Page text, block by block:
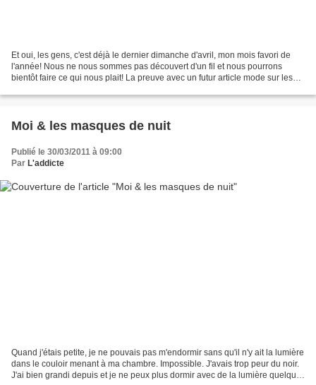
Et oui, les gens, c'est déjà le dernier dimanche d'avril, mon mois favori de
l'année! Nous ne nous sommes pas découvert d'un fil et nous pourrons
bientôt faire ce qui nous plait! La preuve avec un futur article mode sur les
Moi & les masques de nuit
Publié le 30/03/2011 à 09:00
Par L'addicte
Quand j'étais petite, je ne pouvais pas m'endormir sans qu'il n'y ait la lumière
dans le couloir menant à ma chambre. Impossible. J'avais trop peur du noir.
J'ai bien grandi depuis et je ne peux plus dormir avec de la lumière quelque